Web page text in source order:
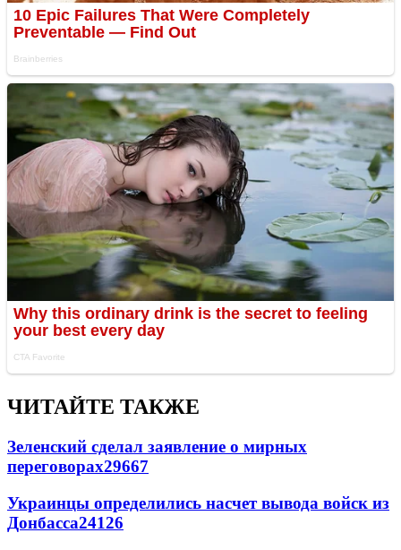
ЧИТАЙТЕ ТАКЖЕ
Зеленский сделал заявление о мирных
переговорах29667
Украинцы определились насчет вывода войск из
Донбасса24126